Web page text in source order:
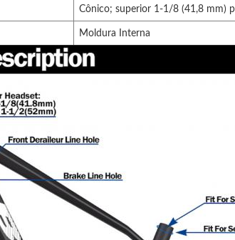
Cônico; superior 1-1/8 (41,8 mm)
Moldura Interna